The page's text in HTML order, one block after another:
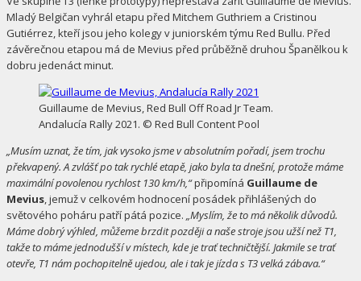
Mladý Belgičan vyhrál etapu před Mitchem Guthriem a Cristinou
Gutiérrez, kteří jsou jeho kolegy v juniorském týmu Red Bullu. Před
závěrečnou etapou má de Mevius před průběžně druhou Španělkou k
dobru jedenáct minut.
Guillaume de Mevius, Red Bull Off Road Jr Team.
Andalucía Rally 2021. © Red Bull Content Pool
„Musím uznat, že tím, jak vysoko jsme v absolutním pořadí, jsem trochu
překvapený. A zvlášť po tak rychlé etapě, jako byla ta dnešní, protože máme
maximální povolenou rychlost 130 km/h,“připomíná Guillaume de
Mevius, jemuž v celkovém hodnocení posádek přihlášených do
světového poháru patří pátá pozice. „Myslím, že to má několik důvodů.
Máme dobrý výhled, můžeme brzdit později a naše stroje jsou užší než T1,
takže to máme jednodušší v místech, kde je trať techničtější. Jakmile se trať
otevře, T1 nám pochopitelně ujedou, ale i tak je jízda s T3 velká zábava.“